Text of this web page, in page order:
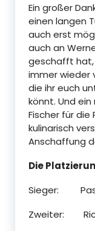
Ein großer
einen langen
auch erst
auch an
geschafft hat,
immer wieder
die ihr euch
könnt. Und
Fischer für die
kulinarisch
Anschaffung
Die
Sieger:
Zweiter: